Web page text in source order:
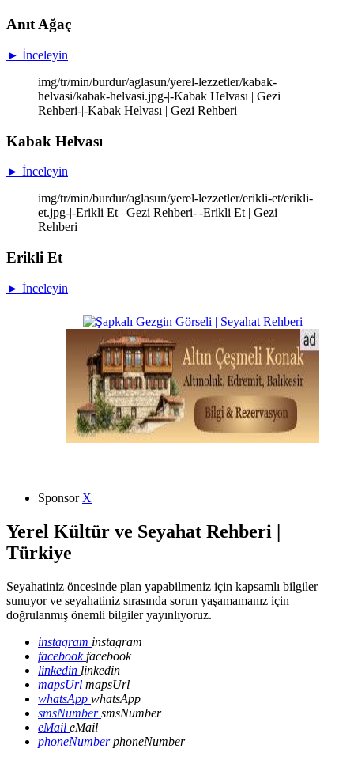
Anıt Ağaç
► İnceleyin
img/tr/min/burdur/aglasun/yerel-lezzetler/kabak-
helvasi/kabak-helvasi.jpg-|-Kabak Helvası | Gezi
Rehberi-|-Kabak Helvası | Gezi Rehberi
Kabak Helvası
► İnceleyin
img/tr/min/burdur/aglasun/yerel-lezzetler/erikli-et/erikli-
et.jpg-|-Erikli Et | Gezi Rehberi-|-Erikli Et | Gezi
Rehberi
Erikli Et
► İnceleyin
Sponsor X
Yerel Kültür ve Seyahat Rehberi |
Türkiye
Seyahatiniz öncesinde plan yapabilmeniz için kapsamlı bilgiler
sunuyor ve seyahatiniz sırasında sorun yaşamamanız için
doğrulanmış önemli bilgiler yayınlıyoruz.
instagram instagram
facebookfacebook
linkedin linkedin
mapsUrl mapsUrl
whatsApp whatsApp
smsNumbersmsNumber
eMail eMail
phoneNumberphoneNumber